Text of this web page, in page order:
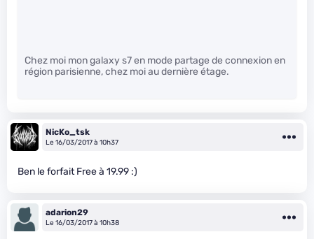
Chez moi mon galaxy s7 en mode partage de connexion en
région parisienne, chez moi au dernière étage.
NicKo_tsk
Le 16/03/2017 à 10h37
Ben le forfait Free à 19.99 :)
adarion29
Le 16/03/2017 à 10h38